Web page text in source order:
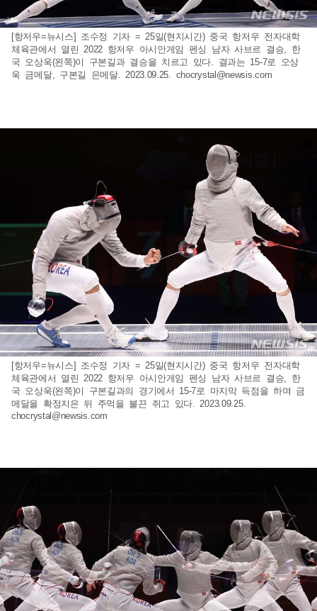
[항저우=뉴시스] 조수정 기자 = 25일(현지시간) 중국 항저우 전자대학
체육관에서 열린 2022 항저우 아시안게임 펜싱 남자 사브르 결승, 한
국 오상욱(왼쪽)이 구본길과 결승을 치르고 있다. 결과는 15-7로 오상
욱 금메달, 구본길 은메달. 2023.09.25. chocrystal@newsis.com
[항저우=뉴시스] 조수정 기자 = 25일(현지시간) 중국 항저우 전자대학
체육관에서 열린 2022 항저우 아시안게임 펜싱 남자 사브르 결승, 한
국 오상욱(왼쪽)이 구본길과의 경기에서 15-7로 마지막 득점을 하며 금
메달을 확정지은 뒤 주먹을 불끈 쥐고 있다. 2023.09.25.
chocrystal@newsis.com